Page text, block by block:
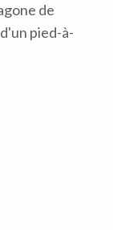
de
pied-à-